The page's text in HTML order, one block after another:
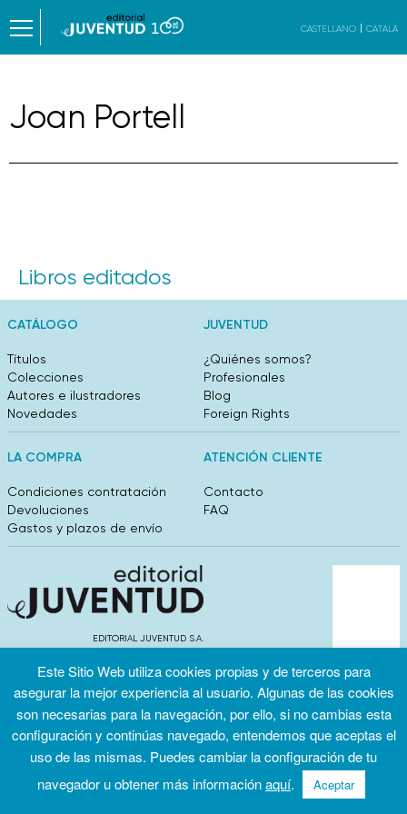
CASTELLANO CATALÀ
Joan Portell
Libros editados
CATÁLOGO
Títulos
Colecciones
Autores e ilustradores
Novedades
JUVENTUD
¿Quiénes somos?
Profesionales
Blog
Foreign Rights
LA COMPRA
Condiciones contratación
Devoluciones
Gastos y plazos de envío
ATENCIÓN CLIENTE
Contacto
FAQ
EDITORIAL JUVENTUD S.A.
info@editorialjuventud.es
Condiciones
Política de
privacidad
Política de
Este Sitio Web utiliza cookies propias y de terceros para
asegurar la mejor experiencia al usuario. Algunas de las cookies
son necesarias para la navegación, por ello, si no cambias esta
configuración y continúas navegado, entendemos que aceptas el
uso de las mismas. Puedes cambiar la configuración de tu
navegador u obtener más informaciónaquí. Aceptar